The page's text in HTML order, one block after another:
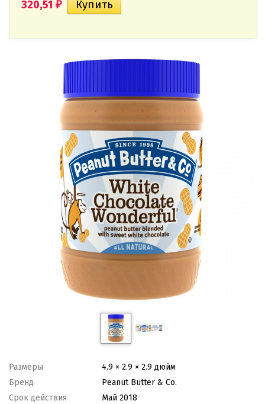
320,51 ₽
Размеры
4.9 × 2.9 × 2.9 дюйм
Бренд
Peanut Butter & Co.
Срок действия
Май 2018